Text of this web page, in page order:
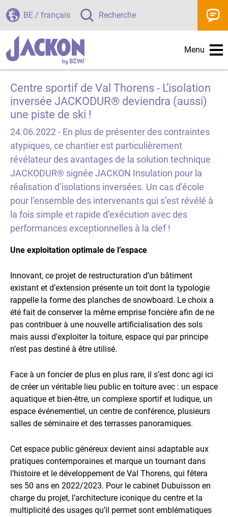
Menu
BE / français Recherche
Centre sportif de Val Thorens - L’isolation
inversée JACKODUR® deviendra (aussi)
une piste de ski !
24.06.2022 - En plus de présenter des contraintes
atypiques, ce chantier est particulièrement
révélateur des avantages de la solution technique
JACKODUR® signée JACKON Insulation pour la
réalisation d’isolations inversées. Un cas d’école
pour l’ensemble des intervenants qui s’est révélé à
la fois simple et rapide d’exécution avec des
performances exceptionnelles à la clef !
Une exploitation optimale de l’espace
Innovant, ce projet de restructuration d’un bâtiment
existant et d’extension présente un toit dont la typologie
rappelle la forme des planches de snowboard. Le choix a
été fait de conserver la même emprise foncière afin de ne
pas contribuer à une nouvelle artificialisation des sols
mais aussi d’exploiter la toiture, espace qui par principe
n’est pas destiné à être utilisé.
Face à un foncier de plus en plus rare, il s’est donc agi ici
de créer un véritable lieu public en toiture avec : un espace
aquatique et bien-être, un complexe sportif et ludique, un
espace événementiel, un centre de conférence, plusieurs
salles de séminaire et des terrasses panoramiques.
Cet espace public généreux devient ainsi adaptable aux
pratiques contemporaines et marque un tournant dans
l’histoire et le développement de Val Thorens, qui fêtera
ses 50 ans en 2022/2023. Pour le cabinet Dubuisson en
charge du projet, l’architecture iconique du centre et la
multiplicité des usages qu’il permet sont emblématiques